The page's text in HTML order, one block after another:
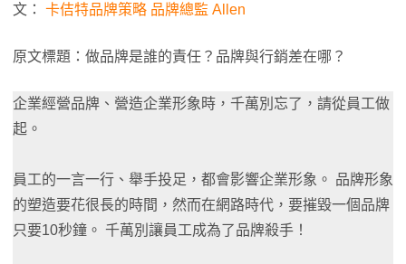
文： 卡佶特品牌策略 品牌總監 Allen
原文標題：做品牌是誰的責任？品牌與行銷差在哪？
企業經營品牌、營造企業形象時，千萬別忘了，請從員工做
起。
員工的一言一行、舉手投足，都會影響企業形象。 品牌形象
的塑造要花很長的時間，然而在網路時代，要摧毀一個品牌
只要10秒鐘。 千萬別讓員工成為了品牌殺手！